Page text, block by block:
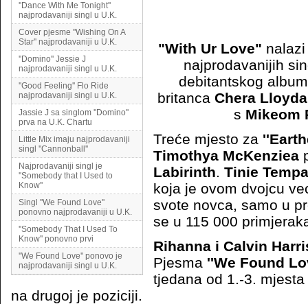
''Dance With Me Tonight''
najprodavaniji singl u U.K.
Cover pjesme ''Wishing On A
Star'' najprodavaniji u U.K.
''Domino'' Jessie J
najprodavaniji singl u U.K.
''Good Feeling'' Flo Ride
najprodavaniji singl u U.K.
Jassie J sa singlom ''Domino''
prva na U.K. Chartu
Little Mix imaju najprodavaniji
singl ''Cannonball''
Najprodavaniji singl je
''Somebody that I Used to
Know''
Singl ''We Found Love''
ponovno najprodavaniji u U.K.
''Somebody That I Used To
Know'' ponovno prvi
''We Found Love'' ponovo je
najprodavaniji singl u U.K.
"With Ur Love"
najprodavanijih
debitantskog
britanca Chera Lloyda
s Mikeom
Treće mjesto za
Timothya McKenziea
Labirinth. Tinie
koja je ovom dvojcu
svote novca, samo u
se u 115 000
Rihanna i Calvin
Pjesma ''We Found
tjedana od 1.-3.
na drugoj je poziciji.